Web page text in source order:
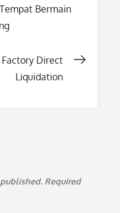
Bermain
Direct
Liquidation
Required